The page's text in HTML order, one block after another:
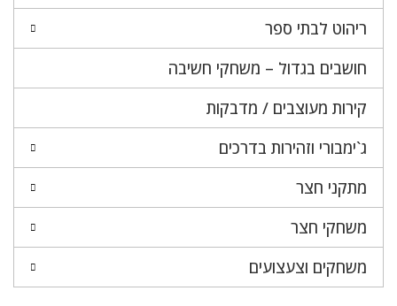
ריהוט לבתי ספר
חושבים בגדול – משחקי חשיבה
קירות מעוצבים / מדבקות
ג`ימבורי וזהירות בדרכים
מתקני חצר
משחקי חצר
משחקים וצעצועים